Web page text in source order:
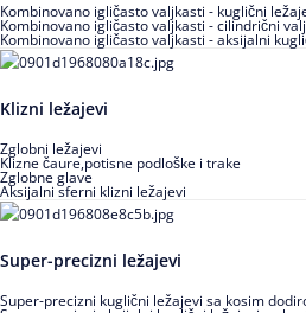
Kombinovano igličasto valjkasti - kuglični
Kombinovano igličasto valjkasti - cilindrični
Kombinovano igličasto valjkasti - aksijalni
Klizni ležajevi
Zglobni ležajevi
Klizne čaure,potisne podloške i trake
Zglobne glave
Aksijalni sferni klizni ležajevi
Super-precizni ležajevi
Super-precizni kuglični ležajevi sa kosim